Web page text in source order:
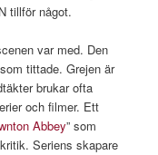
tillför något.
var med. Den
tittade. Grejen är
brukar ofta
och filmer. Ett
Abbey” som
Seriens skapare